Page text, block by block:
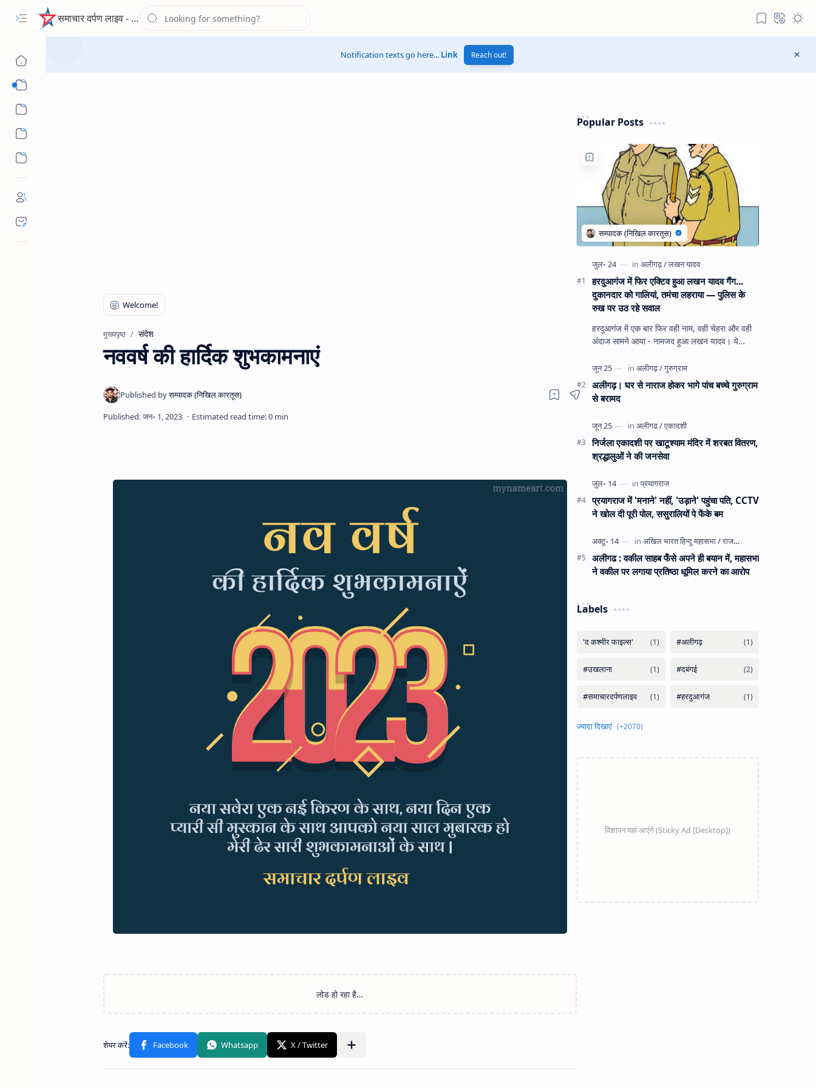
समाचार दर्पण लाइव - द न्यूज पोर्टल
Notification texts go here... Link Reach out!
मुख्यपृष्ठ संदेश
नववर्ष की हार्दिक शुभकामनाएं
Popular Posts
हरदुआगंज में फिर एक्टिव हुआ लखन यादव गैंग...
दुकानदार को गालियां, तमंचा लहराया — पुलिस के
रुख पर उठ रहे सवाल
हरदुआगंज में एक बार फिर वही नाम, वही चेहरा और वही
अंदाज सामने आया - नामजद हुआ लखन यादव। ये
घंटे हव…
अलीगढ़। घर से नाराज होकर भागे पांच बच्चे गुरुग्राम
से बरामद
निर्जला एकादशी पर खाटूश्याम मंदिर में शरबत वितरण,
श्रद्धालुओं ने की जनसेवा
प्रयागराज में 'मनाने' नहीं, 'उड़ाने' पहुंचा पति, CCTV
ने खोल दी पूरी पोल, ससुरालियों पे फेंके बम
अलीगढ : वकील साहब फँसे अपने ही बयान में, महासभा
ने वकील पर लगाया प्रतिष्ठा धूमिल करने का आरोप
Labels